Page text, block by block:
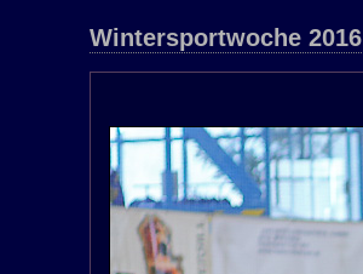
Wintersportwoche 2016